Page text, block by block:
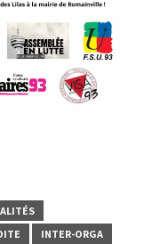
INTER-ORGA